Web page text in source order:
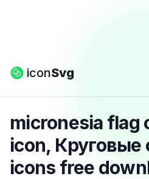
iconSvg
micronesia flag
icon, Круговые
icons free